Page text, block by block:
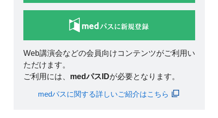
Web講演会などの会員向けコンテンツがご利用い
ただけます。
ご利用には、 medパスIDが必要となります。
medパスに関する詳しいご紹介はこちら